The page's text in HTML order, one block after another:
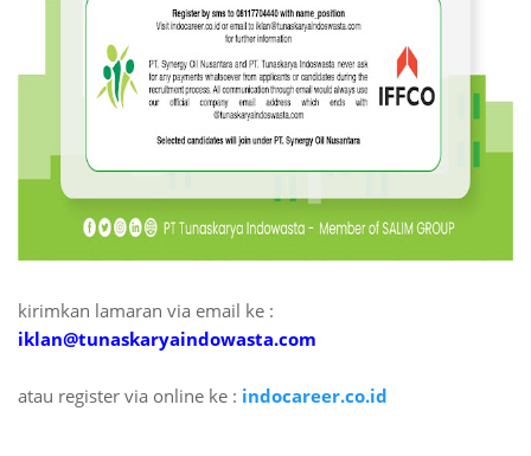
kirimkan lamaran via email ke :
iklan@tunaskaryaindowasta.com
atau register via online ke : indocareer.co.id